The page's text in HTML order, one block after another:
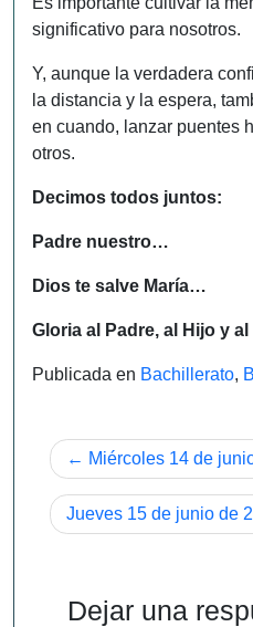
significativo para nosotros.
Y, aunque la verdadera
la distancia y la espera,
en cuando, lanzar puentes
otros.
Decimos todos juntos:
Padre nuestro…
Dios te salve María…
Gloria al Padre, al Hijo y
Publicada en Bachillerato,
Navegación
de
entradas
Miércoles 14 de
Jueves 15 de junio de
Dejar una